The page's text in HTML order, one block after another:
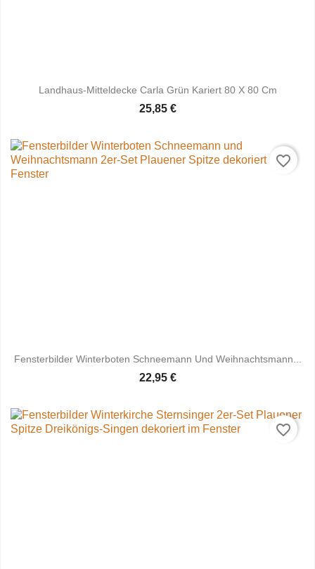
Landhaus-Mitteldecke Carla Grün Kariert 80 X 80 Cm
25,85 €
Fensterbilder Winterboten Schneemann Und Weihnachtsmann...
22,95 €
favorite_border
favorite_border